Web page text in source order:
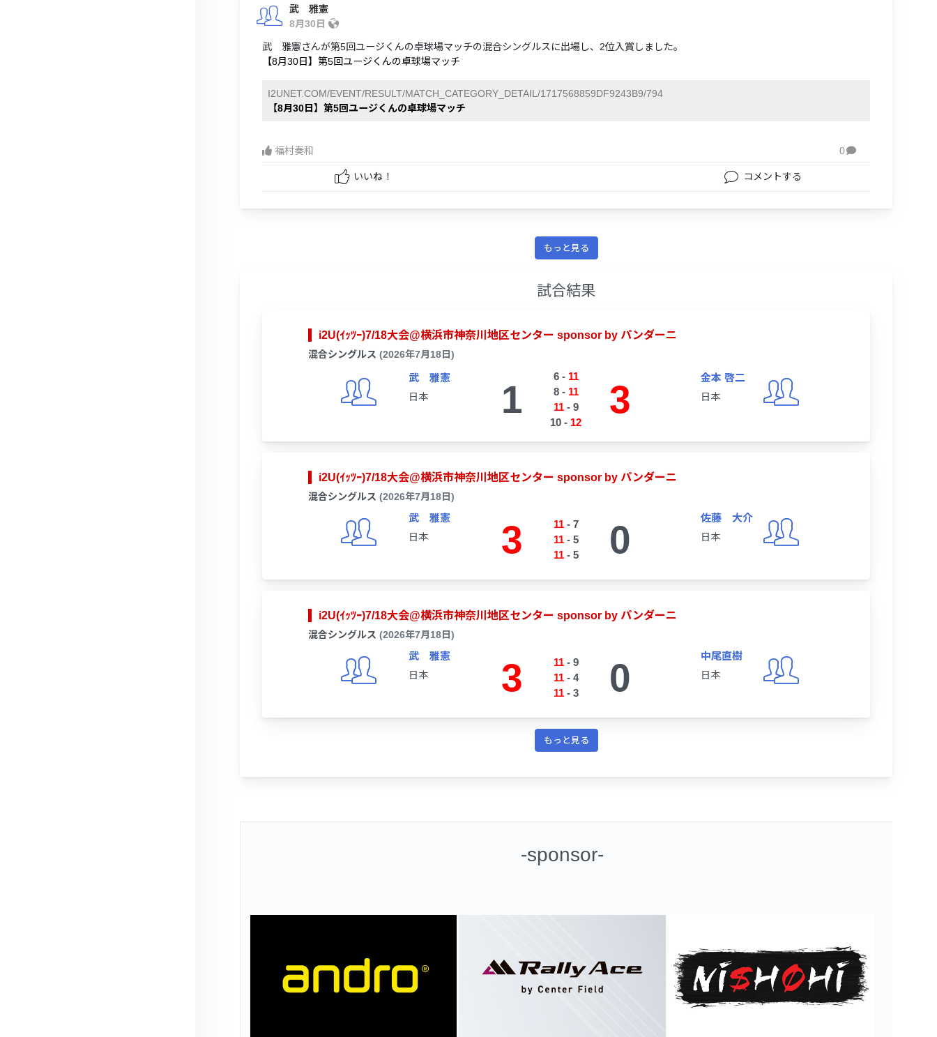
武 雅憲
8月30日
武 雅憲さんが第5回ユージくんの卓球場マッチの混合シングルスに出場し、2位入賞しました。
【8月30日】第5回ユージくんの卓球場マッチ
I2UNET.COM/EVENT/RESULT/MATCH_CATEGORY_DETAIL/1717568859DF9243B9/794
【8月30日】第5回ユージくんの卓球場マッチ
福村奏和 0
いいね！ コメントする
もっと見る
試合結果
i2U(ｲｯﾂｰ)7/18大会@横浜市神奈川地区センター sponsor by パンダーニ
混合シングルス (2026年7月18日)
武 雅憲
日本 1
6- 11
8- 11
11- 9
10 - 12
3
金本 啓二
日本
i2U(ｲｯﾂｰ)7/18大会@横浜市神奈川地区センター sponsor by パンダーニ
混合シングルス (2026年7月18日)
武 雅憲
日本 3 11- 7
11- 5
11- 5 0
佐藤 大介
日本
i2U(ｲｯﾂｰ)7/18大会@横浜市神奈川地区センター sponsor by パンダーニ
混合シングルス (2026年7月18日)
武 雅憲
日本 3 11- 9
11- 4
11- 3 0
中尾直樹
日本
もっと見る
-sponsor-